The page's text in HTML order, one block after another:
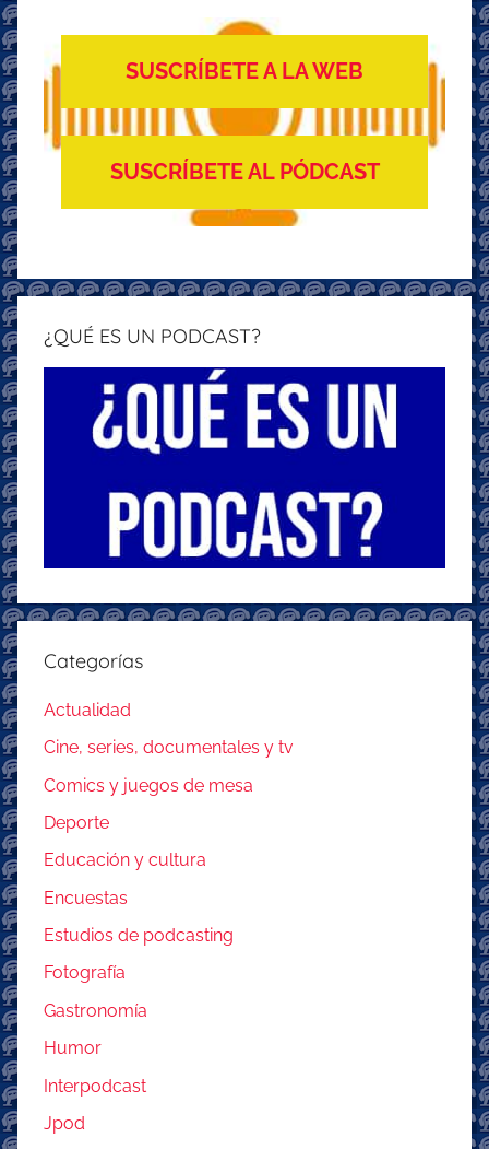
SUSCRÍBETE A LA WEB
SUSCRÍBETE AL PÓDCAST
¿QUÉ ES UN PODCAST?
Categorías
Actualidad
Cine, series, documentales y tv
Comics y juegos de mesa
Deporte
Educación y cultura
Encuestas
Estudios de podcasting
Fotografía
Gastronomía
Humor
Interpodcast
Jpod